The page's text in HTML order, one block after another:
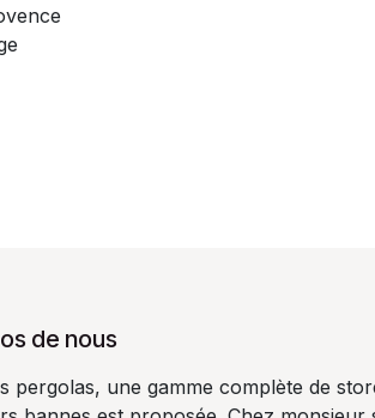
de nous
pergolas, une gamme complète de